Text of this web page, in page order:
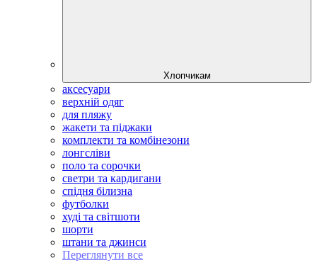
Хлопчикам
аксесуари
верхній одяг
для пляжу
жакети та піджаки
комплекти та комбінезони
лонгсліви
поло та сорочки
светри та кардигани
спідня білизна
футболки
худі та світшоти
шорти
штани та джинси
Переглянути все